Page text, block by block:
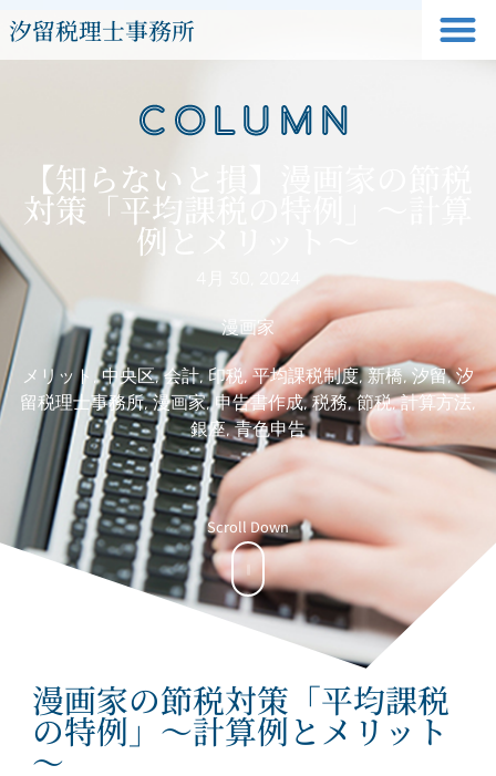
汐留税理士事務所
COLUMN
【知らないと損】漫画家の節税
対策「平均課税の特例」～計算
例とメリット～
漫画家
メリット ,中央区,会計,印税,平均課税制度,新橋,汐留,汐
留税理士事務所,漫画家,申告書作成,税務,節税,計算方法,
銀座,青色申告
Scroll Down
漫画家の節税対策「平均課税
の特例」～計算例とメリット
～